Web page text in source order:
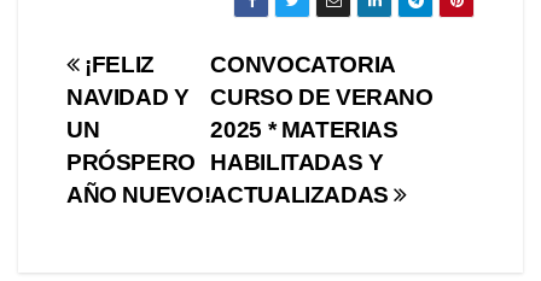
Navegación
de
entradas
CONVOCATORIA
CURSO DE VERANO
2025 * MATERIAS
HABILITADAS Y
ACTUALIZADAS
¡FELIZ
NAVIDAD Y
UN
PRÓSPERO
AÑO NUEVO!